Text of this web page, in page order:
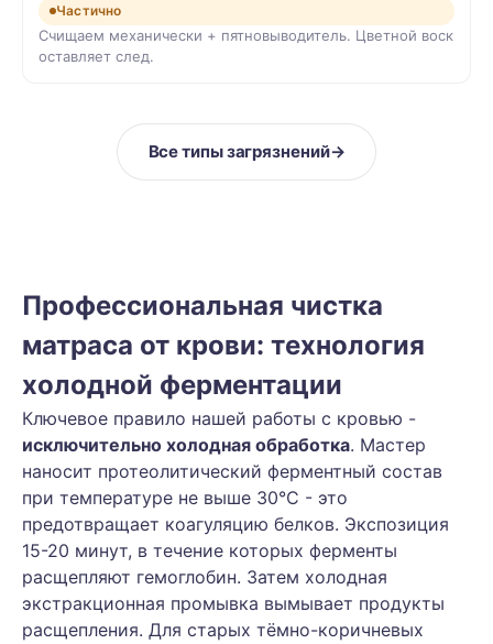
Частично
Счищаем механически + пятновыводитель. Цветной воск
оставляет след.
Все типы загрязнений→
Профессиональная чистка
матраса от крови: технология
холодной ферментации
Ключевое правило нашей работы с кровью -
исключительно холодная обработка. Мастер
наносит протеолитический ферментный состав
при температуре не выше 30°C - это
предотвращает коагуляцию белков. Экспозиция
15-20 минут, в течение которых ферменты
расщепляют гемоглобин. Затем холодная
экстракционная промывка вымывает продукты
расщепления. Для старых тёмно-коричневых